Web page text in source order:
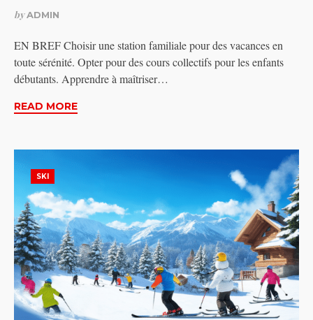
byADMIN
EN BREF Choisir une station familiale pour des vacances en
toute sérénité. Opter pour des cours collectifs pour les enfants
débutants. Apprendre à maîtriser…
READ MORE
SKI